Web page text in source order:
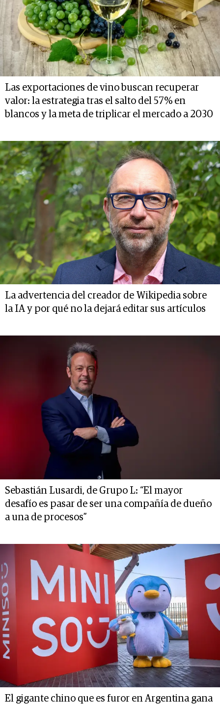
Las exportaciones de vino buscan recuperar
valor: la estrategia tras el salto del 57% en
blancos y la meta de triplicar el mercado a 2030
La advertencia del creador de Wikipedia sobre
la IA y por qué no la dejará editar sus artículos
Sebastián Lusardi, de Grupo L: “El mayor
desafío es pasar de ser una compañía de dueño
a una de procesos”
El gigante chino que es furor en Argentina gana